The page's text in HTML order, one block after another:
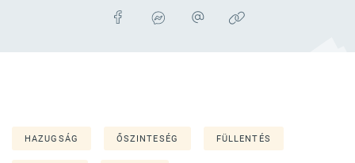
HAZUGSÁG ŐSZINTESÉG FÜLLENTÉS